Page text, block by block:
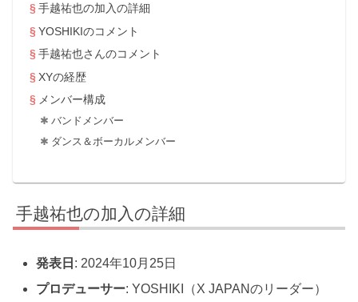
手越祐也の加入の詳細
YOSHIKIのコメント
手越祐也さんのコメント
XYの経歴
メンバー構成
バンドメンバー
ダンス＆ボーカルメンバー
手越祐也の加入の詳細
発表日 : 2024年10月25日
プロデューサー: YOSHIKI（X JAPANのリーダー）